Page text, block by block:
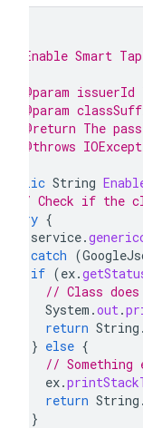
* Enable Smart
* @param
* @param
* @return The
* @throws
public String
// Check if the
try {
service.
catch (
if (ex.
// Class
System .out.
return String .
} else {
// Something
ex.
return String .
}